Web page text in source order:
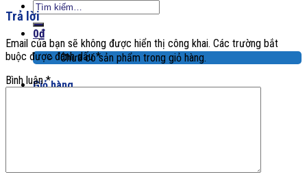
Tìm
kiếm:
0₫
Chưa có sản phẩm trong giỏ hàng.
Giỏ hàng
Trả lời
Email của bạn sẽ không được hiển thị công khai. Các trường bắt
buộc được đánh dấu*
Bình luận*